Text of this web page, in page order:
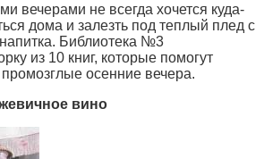
вечерами не всегда хочется куда-
дома и залезть под теплый плед с
Библиотека №3
из 10 книг, которые помогут
осенние вечера.
вино